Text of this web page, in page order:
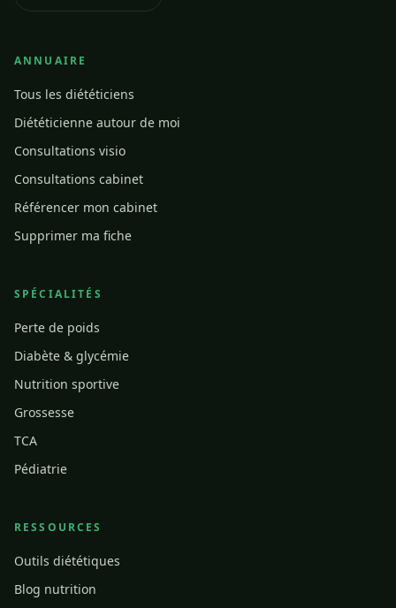
ANNUAIRE
Tous les diététiciens
Diététicienne autour de moi
Consultations visio
Consultations cabinet
Référencer mon cabinet
Supprimer ma fiche
SPÉCIALITÉS
Perte de poids
Diabète & glycémie
Nutrition sportive
Grossesse
TCA
Pédiatrie
RESSOURCES
Outils diététiques
Blog nutrition